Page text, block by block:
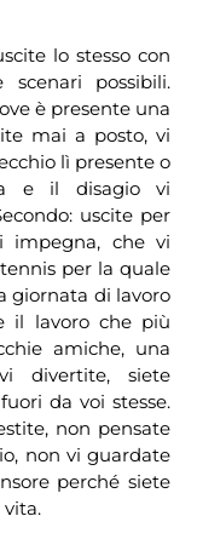
lo stesso con
possibili.
è presente una
mai a posto, vi
lì presente o
e il disagio vi
uscite per
impegna, che vi
per la quale
giornata di lavoro
il lavoro che più
amiche, una
divertite, siete
da voi stesse.
non pensate
non vi guardate
perché siete